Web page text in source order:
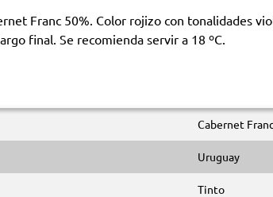
Franc 50%. Color rojizo con tonalidades
final. Se recomienda servir a 18 ºC.
Cabernet Franc
Uruguay
Tinto